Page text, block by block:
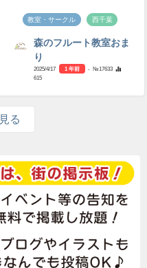
教室・サークル 西千葉
森のフルート教室おま
り
2025/4/17 1 年前
- №17633
615
る